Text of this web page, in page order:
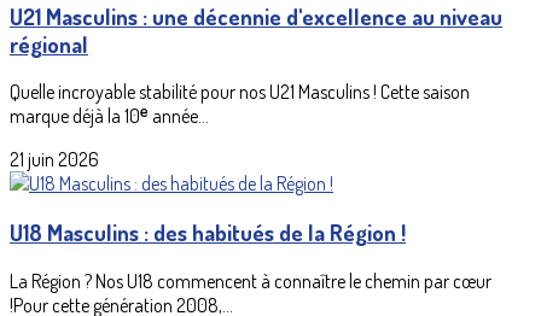
U21 Masculins : une décennie d'excellence au niveau
régional
Quelle incroyable stabilité pour nos U21 Masculins ! Cette saison
marque déjà la 10ᵉ année...
21 juin 2026
U18 Masculins : des habitués de la Région !
La Région ? Nos U18 commencent à connaître le chemin par cœur
!Pour cette génération 2008,...